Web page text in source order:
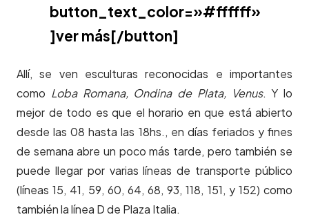
button_text_color=»#ffffff»
]ver más[/button]
Allí, se ven esculturas reconocidas e importantes
como Loba Romana, Ondina de Plata, Venus. Y lo
mejor de todo es que el horario en que está abierto
desde las 08 hasta las 18hs., en días feriados y fines
de semana abre un poco más tarde, pero también se
puede llegar por varias líneas de transporte público
(líneas 15, 41, 59, 60, 64, 68, 93, 118, 151, y 152) como
también la línea D de Plaza Italia.